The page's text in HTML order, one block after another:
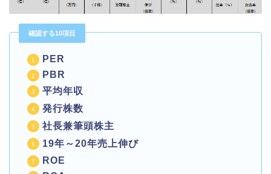
確認する10項目
PER
PBR
平均年収
発行株数
社長兼筆頭株主
19年～20年売上伸び
ROE